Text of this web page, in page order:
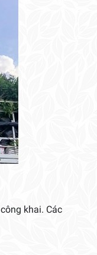
khai. Các